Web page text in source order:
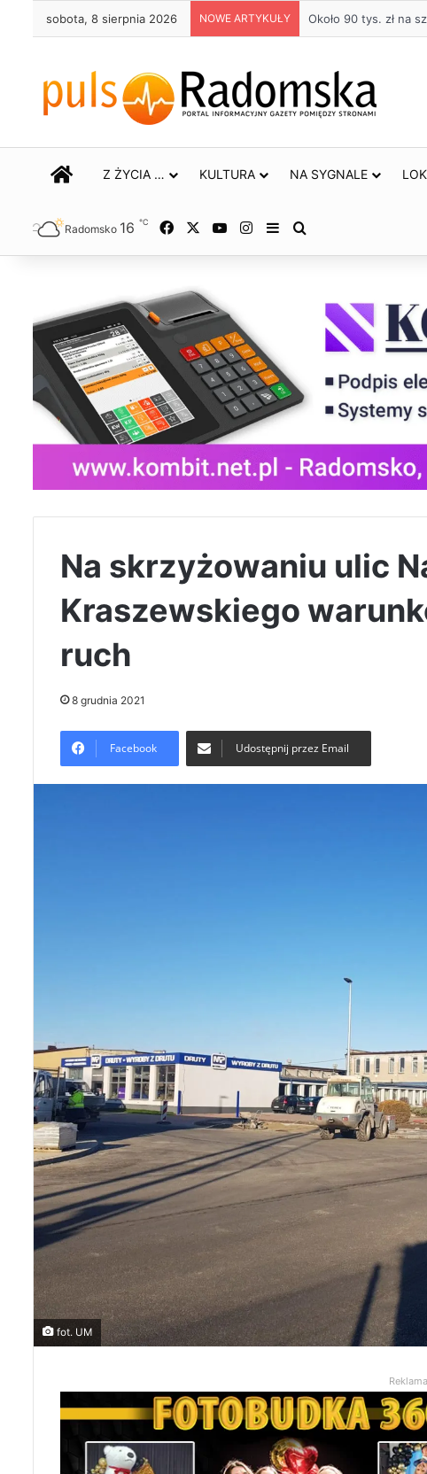
sobota, 8 sierpnia 2026 NOWE ARTYKUŁY Życie bez alkoholu –
STRONA GŁÓWNA
Z ŻYCIA … KULTURA NA SYGNALE
Radomsko 16 ℃ Facebook YouTubeInstagram
Sidebar
Na skrzyżowaniu ulic
Kraszewskiego
ruch
8 grudnia 2021
Facebook Udostępnij przez Email
fot. UM
Reklama